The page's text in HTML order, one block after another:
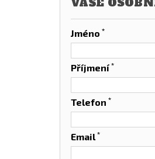
Jméno *
Příjmení *
Telefon *
Email*